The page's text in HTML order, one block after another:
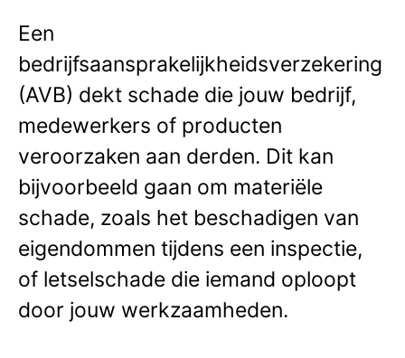
Een
bedrijfsaansprakelijkheidsverzekering
(AVB) dekt schade die jouw bedrijf,
medewerkers of producten
veroorzaken aan derden. Dit kan
bijvoorbeeld gaan om materiële
schade, zoals het beschadigen van
eigendommen tijdens een inspectie,
of letselschade die iemand oploopt
door jouw werkzaamheden.